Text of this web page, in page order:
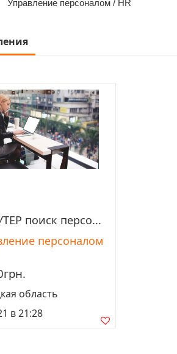
Управление персоналом / HR
Просмотреть
поиск персо...
персоналом
область
в 21:28